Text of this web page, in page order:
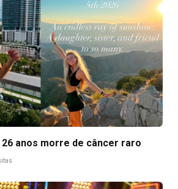
anos morre de câncer raro